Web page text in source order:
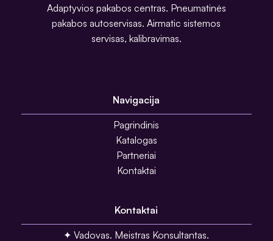
Adaptyvios pakabos centras. Pneumatinės
pakabos autoservisas. Airmatic sistemos
servisas, kalibravimas.
Navigacija
Pagrindinis
Katalogas
Partneriai
Kontaktai
Kontaktai
✦ Vadovas. Meistras Konsultantas.